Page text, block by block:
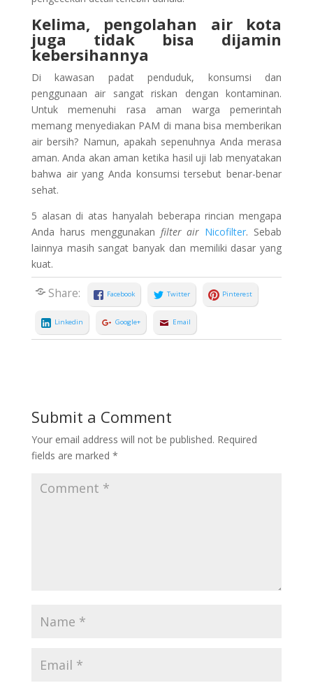
Kelima, pengolahan air kota
juga tidak bisa dijamin
kebersihannya
Di kawasan padat penduduk, konsumsi dan
penggunaan air sangat riskan dengan kontaminan.
Untuk memenuhi rasa aman warga pemerintah
memang menyediakan PAM di mana bisa memberikan
air bersih? Namun, apakah sepenuhnya Anda merasa
aman. Anda akan aman ketika hasil uji lab menyatakan
bahwa air yang Anda konsumsi tersebut benar-benar
sehat.
5 alasan di atas hanyalah beberapa rincian mengapa
Anda harus menggunakan filter air Nicofilter. Sebab
lainnya masih sangat banyak dan memiliki dasar yang
kuat.
Share: Facebook Twitter Pinterest
Linkedin Google+ Email
Submit a Comment
Your email address will not be published. Required
fields are marked *